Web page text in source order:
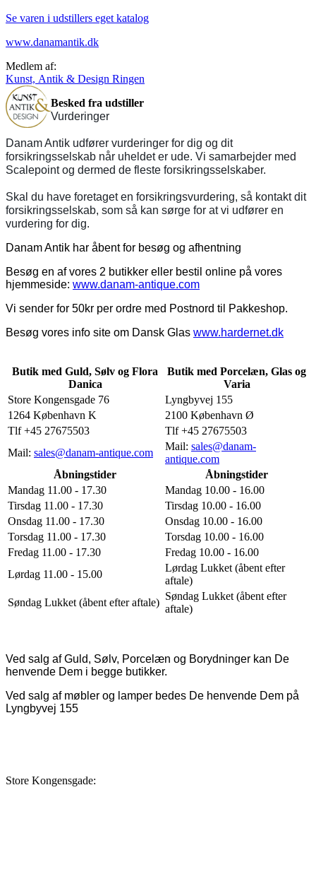
Se varen i udstillers eget katalog
www.danamantik.dk
Medlem af:
Kunst, Antik & Design Ringen
Besked fra udstiller
Vurderinger
Danam Antik udfører vurderinger for dig og dit
forsikringsselskab når uheldet er ude. Vi samarbejder med
Scalepoint og dermed de fleste forsikringsselskaber.
Skal du have foretaget en forsikringsvurdering, så kontakt dit
forsikringsselskab, som så kan sørge for at vi udfører en
vurdering for dig.
Danam Antik har åbent for besøg og afhentning
Besøg en af vores 2 butikker eller bestil online på vores
hjemmeside: www.danam-antique.com
Vi sender for 50kr per ordre med Postnord til Pakkeshop.
Besøg vores info site om Dansk Glas www.hardernet.dk
Butik med Guld, Sølv og Flora
Danica
Butik med Porcelæn, Glas og
Varia
Store Kongensgade 76
Lyngbyvej 155
1264 København K
2100 København Ø
Tlf +45 27675503
Tlf +45 27675503
Mail: sales@danam-antique.com
Mail: sales@danam-
antique.com
Åbningstider
Åbningstider
Mandag 11.00 - 17.30
Mandag 10.00 - 16.00
Tirsdag 11.00 - 17.30
Tirsdag 10.00 - 16.00
Onsdag 11.00 - 17.30
Onsdag 10.00 - 16.00
Torsdag 11.00 - 17.30
Torsdag 10.00 - 16.00
Fredag 11.00 - 17.30
Fredag 10.00 - 16.00
Lørdag 11.00 - 15.00
Lørdag Lukket (åbent efter
aftale)
Søndag Lukket (åbent efter aftale)
Søndag Lukket (åbent efter
aftale)
Ved salg af Guld, Sølv, Porcelæn og Borydninger kan De
henvende Dem i begge butikker.
Ved salg af møbler og lamper bedes De henvende Dem på
Lyngbyvej 155
Store Kongensgade: